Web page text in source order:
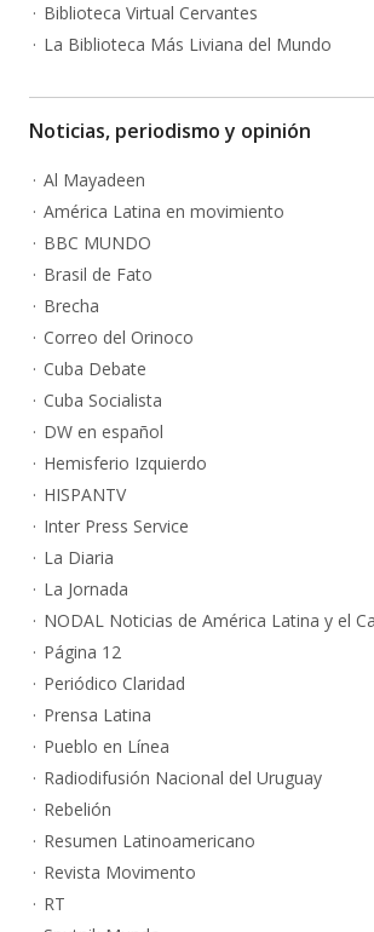
Biblioteca Virtual Cervantes
La Biblioteca Más Liviana del Mundo
Noticias, periodismo y opinión
Al Mayadeen
América Latina en movimiento
BBC MUNDO
Brasil de Fato
Brecha
Correo del Orinoco
Cuba Debate
Cuba Socialista
DW en español
Hemisferio Izquierdo
HISPANTV
Inter Press Service
La Diaria
La Jornada
NODAL Noticias de América Latina y el
Página 12
Periódico Claridad
Prensa Latina
Pueblo en Línea
Radiodifusión Nacional del Uruguay
Rebelión
Resumen Latinoamericano
Revista Movimento
RT